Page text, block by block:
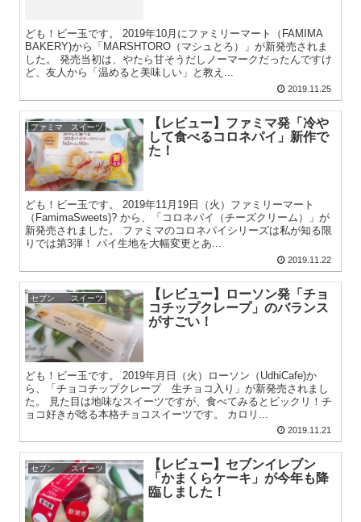
ども！ビー玉です。 2019年10月にファミリーマート（FAMIMA
BAKERY)から「MARSHTORO（マシュとろ）」が新発売されま
した。 発売当初は、やたら甘そうだしノーマークだったんですけ
ど、友人から「温めると美味しい」と教え...
2019.11.25
ファミマ スイーツ
【レビュー】ファミマ発「冷や
して食べるコロネパイ」新作で
た！
ども！ビー玉です。 2019年11月19日（火）ファミリーマート
（FamimaSweets)? から、「コロネパイ（チーズクリーム）」が
新発売されました。 ファミマのコロネパイシリーズは私が知る限
りでは第3弾！ パイ生地を大幅変更とあ...
2019.11.22
セブン スイーツ
【レビュー】ローソン発「チョ
コチップクレープ」のバランス
がすごい！
ども！ビー玉です。 2019年月日（火）ローソン（UdhiCafe)か
ら、「チョコチップクレープ 生チョコ入り」が新発売されまし
た。 見た目は地味なスイーツですが、食べてみるとビックリ！チ
ョコ好きが唸る本格チョコスイーツです。 カロリ...
2019.11.21
セブン スイーツ
【レビュー】セブンイレブン
「かまくらケーキ」が今年も降
臨しました！